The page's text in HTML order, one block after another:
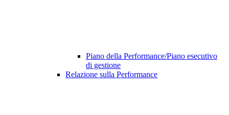
Piano della Performance/Piano esecutivo
di gestione
Relazione sulla Performance